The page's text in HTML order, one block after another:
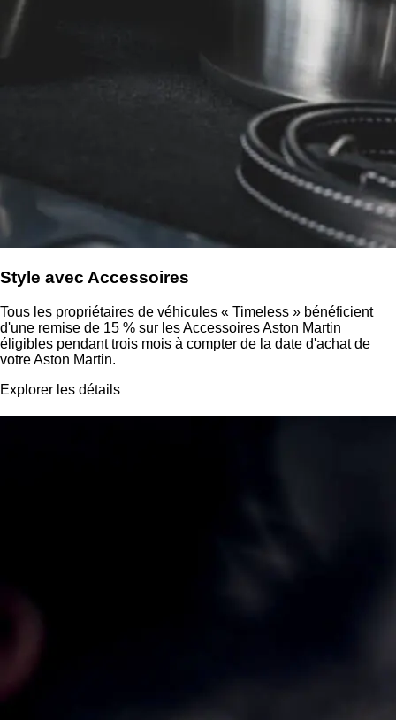
Style avec Accessoires
Tous les propriétaires de véhicules « Timeless » bénéficient
d'une remise de 15 % sur les Accessoires Aston Martin
éligibles pendant trois mois à compter de la date d'achat de
votre Aston Martin.
Explorer les détails